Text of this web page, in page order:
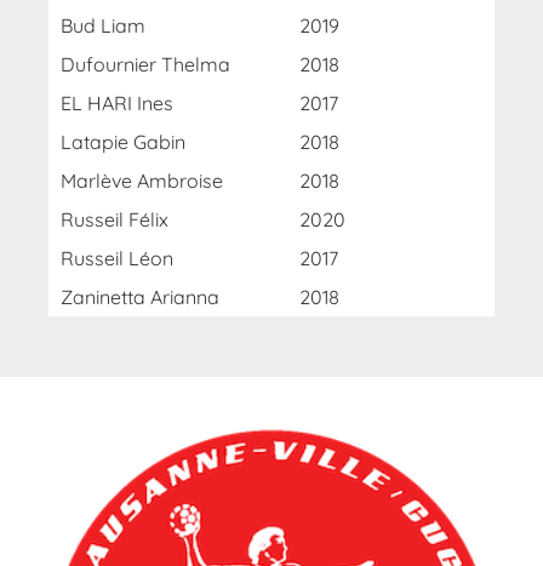
Bud Liam
2019
Dufournier Thelma
2018
EL HARI Ines
2017
Latapie Gabin
2018
Marlève Ambroise
2018
Russeil Félix
2020
Russeil Léon
2017
Zaninetta Arianna
2018